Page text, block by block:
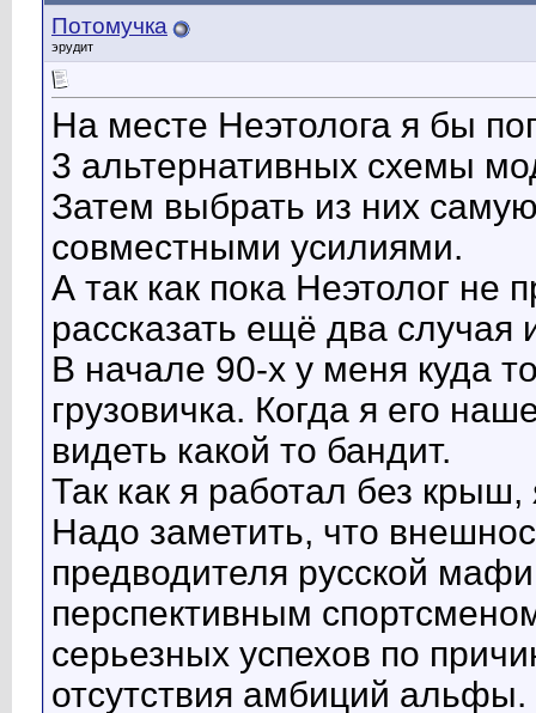
Потомучка
эрудит
На месте Неэтолога я бы
3 альтернативных схемы
Затем выбрать из них
совместными усилиями.
А так как пока Неэтолог не
рассказать ещё два случая
В начале 90-х у меня куда
грузовичка. Когда я его
видеть какой то бандит.
Так как я работал без
Надо заметить, что
предводителя русской
перспективным
серьезных успехов по
отсутствия амбиций